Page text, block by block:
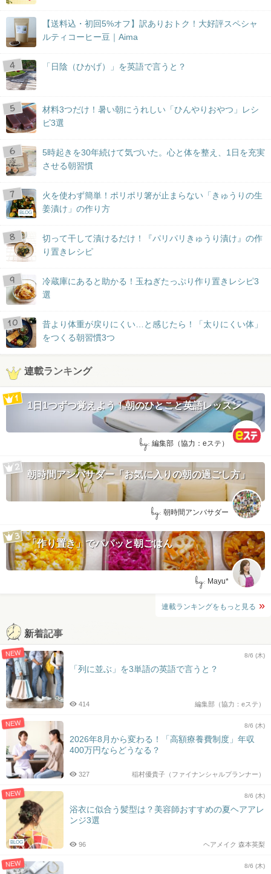
【送料込・初回5%オフ】訳ありおトク！大好評スペシャ
ルティコーヒー豆｜Aima
「日陰（ひかげ）」を英語で言うと？
材料3つだけ！暑い朝にうれしい「ひんやりおやつ」レシ
ピ3選
5時起きを30年続けて気づいた。心と体を整え、1日を充実
させる朝習慣
BLOG
火を使わず簡単！ポリポリ箸が止まらない「きゅうりの生
姜漬け」の作り方
切って干して漬けるだけ！『パリパリきゅうり漬け』の作
り置きレシピ
冷蔵庫にあると助かる！玉ねぎたっぷり作り置きレシピ3
選
昔より体重が戻りにくい…と感じたら！「太りにくい体」
をつくる朝習慣3つ
連載ランキング
1日1つずつ覚えよう！朝のひとこと英語レッスン
by: 編集部（協力：eステ）
朝時間アンバサダー「お気に入りの朝の過ごし方」
by: 朝時間アンバサダー
「作り置き」でパパッと朝ごはん
by: Mayu*
連載ランキングをもっと見る
新着記事
NEW 8/6 (木)
「列に並ぶ」を3単語の英語で言うと？
編集部（協力：eステ）
414
NEW 8/6 (木)
2026年8月から変わる！「高額療養費制度」年収
400万円ならどうなる？
稲村優貴子（ファイナンシャルプランナー）
327
NEW
BLOG
8/6 (木)
浴衣に似合う髪型は？美容師おすすめの夏ヘアアレ
ンジ3選
ヘアメイク 森本英梨
96
NEW 8/6 (木)